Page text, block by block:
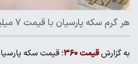
هر گرم سکه پارسیان با قیمت 7 میلیون و 95 هزار تومان به فروش می‌رسد
به گزارشقیمت ۳۶۰
؛ قیمت سکه پارسیان امروز جمعه ۳ اسفند ۱۴۰۳ در انواع